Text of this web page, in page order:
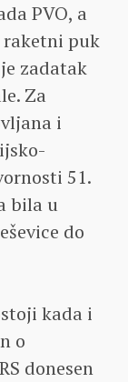
PVO, a
raketni puk
zadatak
Za
i
51.
bila u
do
kada i
o
donesen